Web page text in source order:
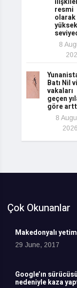
resmi
olarak
yüksek
8
Batı Nil
vakaları
geçen
göre
8
2026
Çok Okunanlar
Makedonyalı
29 June, 2017
Google’ın
nedeniyle kaza